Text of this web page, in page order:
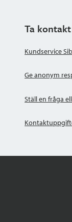
Ta kontakt
Kundservice
Ge anonym
Ställ en fråga